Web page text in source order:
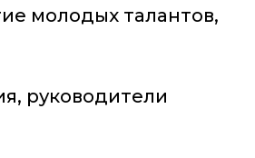
молодых талантов,
руководители